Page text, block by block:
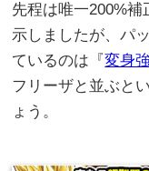
先程は唯一200%
示しましたが、パ
ているのは『変身
フリーザと並ぶと
ょう。